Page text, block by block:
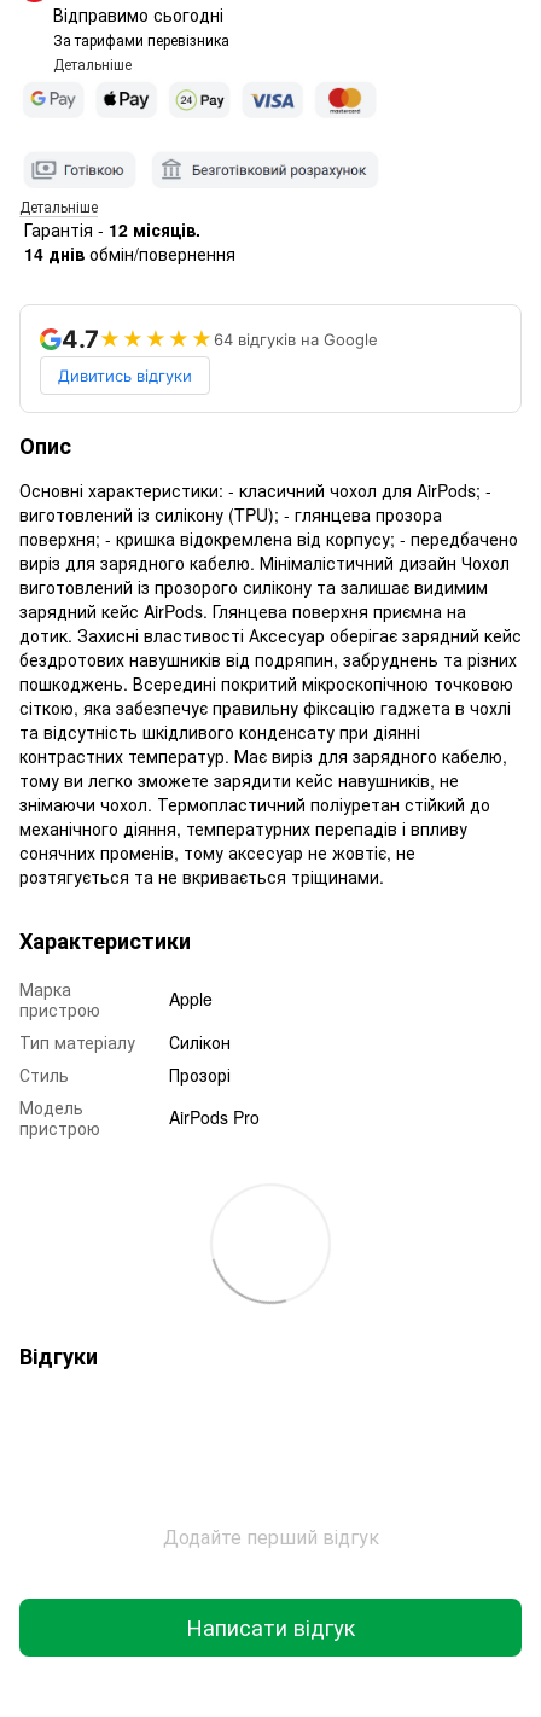
Відправимо сьогодні
За тарифами перевізника
Детальніше
Детальніше
Гарантія - 12 місяців.
14 днів обмін/повернення
4.7★★★★★64 відгуків на Google
Дивитись відгуки
Опис
Основні характеристики: - класичний чохол для AirPods; -
виготовлений із силікону (TPU); - глянцева прозора
поверхня; - кришка відокремлена від корпусу; - передбачено
виріз для зарядного кабелю. Мінімалістичний дизайн Чохол
виготовлений із прозорого силікону та залишає видимим
зарядний кейс AirPods. Глянцева поверхня приємна на
дотик. Захисні властивості Аксесуар оберігає зарядний кейс
бездротових навушників від подряпин, забруднень та різних
пошкоджень. Всередині покритий мікроскопічною точковою
сіткою, яка забезпечує правильну фіксацію гаджета в чохлі
та відсутність шкідливого конденсату при діянні
контрастних температур. Має виріз для зарядного кабелю,
тому ви легко зможете зарядити кейс навушників, не
знімаючи чохол. Термопластичний поліуретан стійкий до
механічного діяння, температурних перепадів і впливу
сонячних променів, тому аксесуар не жовтіє, не
розтягується та не вкривається тріщинами.
Характеристики
Марка
пристрою
Apple
Тип матеріалу
Силікон
Стиль
Прозорі
Модель
пристрою
AirPods Pro
Відгуки
Додайте перший відгук
Написати відгук